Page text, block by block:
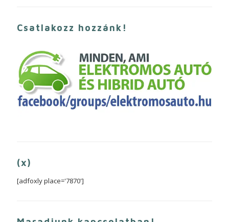
Csatlakozz hozzánk!
(x)
[adfoxly place='7870']